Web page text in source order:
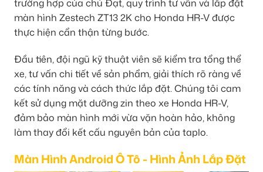
trường hợp của chú Đạt, quy trình tư vấn và lắp đặt
màn hình Zestech ZT13 2K cho Honda HR-V được
thực hiện cẩn thận từng bước.
Đầu tiên, đội ngũ kỹ thuật viên sẽ kiểm tra tổng thể
xe, tư vấn chi tiết về sản phẩm, giải thích rõ ràng về
các tính năng và cách thức lắp đặt. Chúng tôi cam
kết sử dụng mặt dưỡng zin theo xe Honda HR-V,
đảm bảo màn hình mới vừa vặn hoàn hảo, không
làm thay đổi kết cấu nguyên bản của taplo.
Màn Hình Android Ô Tô - Hình Ảnh Lắp Đặt